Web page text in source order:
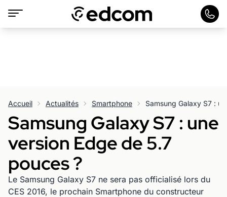
Accueil Actualités Smartphone
Samsung Galaxy S7 : une
version Edge de 5.7
pouces ?
Le Samsung Galaxy S7 ne sera pas officialisé lors du
CES 2016, le prochain Smartphone du constructeur